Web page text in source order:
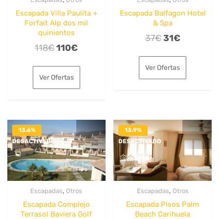
Escapada Villa Paulita +
Forfait Alp dos mil
quinientos
118€El
original
era:
110€El
es:
Ver Ofertas
Escapada Balfagon Hotel
& Spa
37€El
original
era:
31€El
es:
Ver Ofertas
13.6%
DESACTIVADO
Escapadas, Otros
Escapada Complejo
Terrasol Baviera Golf
13.9%
DESACTIVADO
Escapadas, Otros
Escapada Pisos Palm
Beach Carihuela